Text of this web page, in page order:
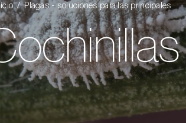
Plagas - soluciones para las principales